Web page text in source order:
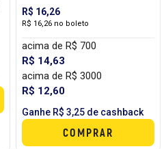
R$ 16,26
R$ 16,26 no boleto
acima de R$ 700
R$ 14,63
acima de R$ 3000
R$ 12,60
Ganhe R$ 3,25 de cashback
COMPRAR